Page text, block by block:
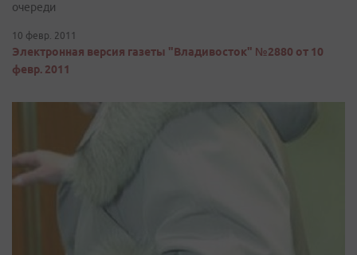
очереди
10 февр. 2011
Электронная версия газеты "Владивосток" №2880 от 10
февр. 2011